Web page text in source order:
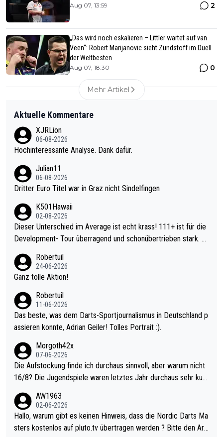
Aug 07, 13:59 2
„Das wird noch eskalieren – Littler wartet auf van
Veen“: Robert Marijanovic sieht Zündstoff im Duell
der Weltbesten
Aug 07, 18:30 0
Mehr Artikel
Aktuelle Kommentare
XJRLion
06-08-2026
Hochinteressante Analyse. Dank dafür.
Julian11
06-08-2026
Dritter Euro Titel war in Graz nicht Sindelfingen
K501Hawaii
02-08-2026
Dieser Unterschied im Average ist echt krass! 111+ ist für die
Development- Tour überragend und schonübertrieben stark. U
mal 40+ erst recht. Da gewinnst keinen Blumentopf - ist ja noc
h krasser wie ein Pokalspiel eines Kreisligisten vs einem Bund
Robertuil
24-06-2026
Ganz tolle Aktion!
Robertuil
11-06-2026
Das beste, was dem Darts-Sportjournalismus in Deutschland p
assieren konnte, Adrian Geiler! Tolles Portrait :).
Morgoth42x
07-06-2026
Die Aufstockung finde ich durchaus sinnvoll, aber warum nicht
16/8? Die Jugendspiele waren letztes Jahr durchaus sehr kurz
Allerdings ist Mitchell Lawrie als Nummer 1 der Welt eh qualifi
ziert. Somit ändert die automatische Qualifikation des Weltmei
sters erstmal nichts. Ich denke sie wollen damit für nächstes J
AW1963
02-06-2026
Hallo, warum gibt es keinen Hinweis, dass die Nordic Darts Ma
sters kostenlos auf pluto.tv übertragen werden ? Bitte den Arti